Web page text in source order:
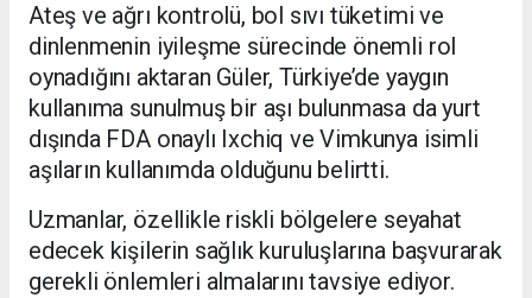
Ateş ve ağrı kontrolü, bol sıvı tüketimi ve
dinlenmenin iyileşme sürecinde önemli rol
oynadığını aktaran Güler, Türkiye’de yaygın
kullanıma sunulmuş bir aşı bulunmasa da yurt
dışında FDA onaylı Ixchiq ve Vimkunya isimli
aşıların kullanımda olduğunu belirtti.
Uzmanlar, özellikle riskli bölgelere seyahat
edecek kişilerin sağlık kuruluşlarına başvurarak
gerekli önlemleri almalarını tavsiye ediyor.